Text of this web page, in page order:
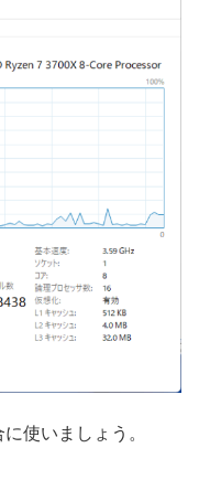
使いましょう。